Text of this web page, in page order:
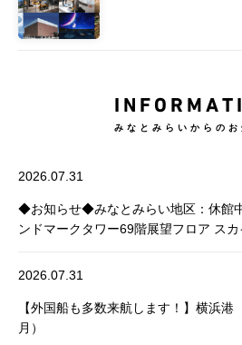
みなとみらいからのお
2026.07.31
◆お知らせ◆みなとみらい地区：休館
ンドマークタワー69階展望フロア スカ
2026.07.31
【外国船も多数来航します！】横浜
月）